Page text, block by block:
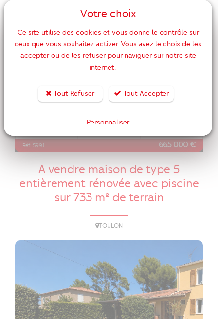
183 m2
Réf. 5991 665 000 €
A vendre maison de type 5
entièrement rénovée avec piscine
sur 733 m² de terrain
TOULON
Votre choix
Ce site utilise des cookies et vous donne le contrôle sur
ceux que vous souhaitez activer. Vous avez le choix de les
accepter ou de les refuser pour naviguer sur notre site
internet.
Tout Refuser Tout Accepter
Personnaliser